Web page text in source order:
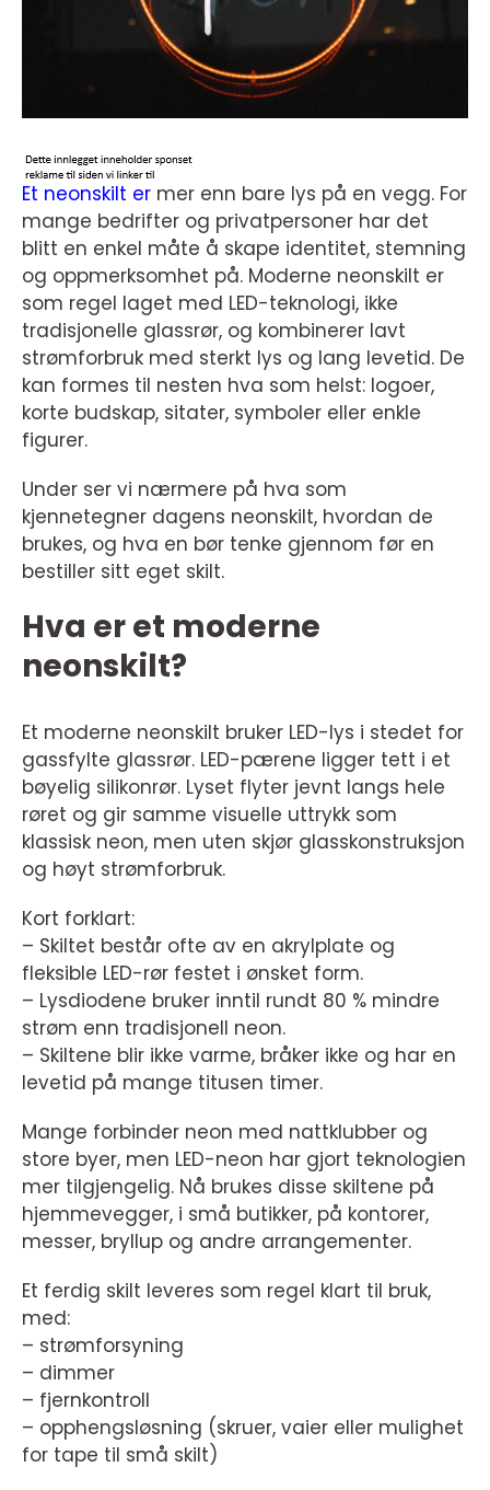
Et neonskilt er mer enn bare lys på en vegg. For
mange bedrifter og privatpersoner har det
blitt en enkel måte å skape identitet, stemning
og oppmerksomhet på. Moderne neonskilt er
som regel laget med LED-teknologi, ikke
tradisjonelle glassrør, og kombinerer lavt
strømforbruk med sterkt lys og lang levetid. De
kan formes til nesten hva som helst: logoer,
korte budskap, sitater, symboler eller enkle
figurer.
Under ser vi nærmere på hva som
kjennetegner dagens neonskilt, hvordan de
brukes, og hva en bør tenke gjennom før en
bestiller sitt eget skilt.
Hva er et moderne
neonskilt?
Et moderne neonskilt bruker LED-lys i stedet for
gassfylte glassrør. LED-pærene ligger tett i et
bøyelig silikonrør. Lyset flyter jevnt langs hele
røret og gir samme visuelle uttrykk som
klassisk neon, men uten skjør glasskonstruksjon
og høyt strømforbruk.
Kort forklart:
– Skiltet består ofte av en akrylplate og
fleksible LED-rør festet i ønsket form.
– Lysdiodene bruker inntil rundt 80 % mindre
strøm enn tradisjonell neon.
– Skiltene blir ikke varme, bråker ikke og har en
levetid på mange titusen timer.
Mange forbinder neon med nattklubber og
store byer, men LED-neon har gjort teknologien
mer tilgjengelig. Nå brukes disse skiltene på
hjemmevegger, i små butikker, på kontorer,
messer, bryllup og andre arrangementer.
Et ferdig skilt leveres som regel klart til bruk,
med:
– strømforsyning
– dimmer
– fjernkontroll
– opphengsløsning (skruer, vaier eller mulighet
for tape til små skilt)